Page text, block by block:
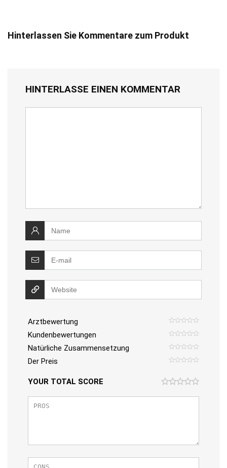
Hinterlassen Sie Kommentare zum Produkt
HINTERLASSE EINEN KOMMENTAR
Arztbewertung
Kundenbewertungen
Natürliche Zusammensetzung
Der Preis
YOUR TOTAL SCORE